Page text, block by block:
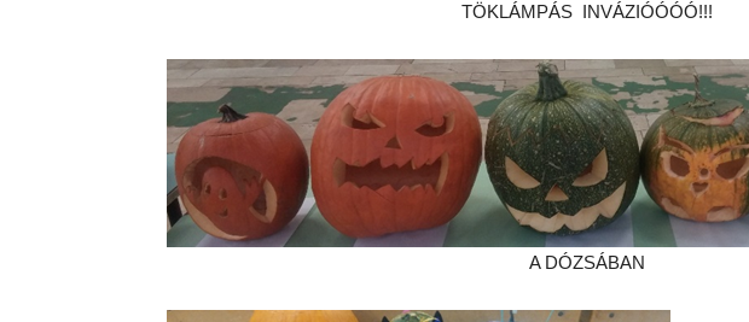
Iskola
TÖKLÁMPÁS INVÁZIÓÓÓÓ!!!
A DÓZSÁBAN